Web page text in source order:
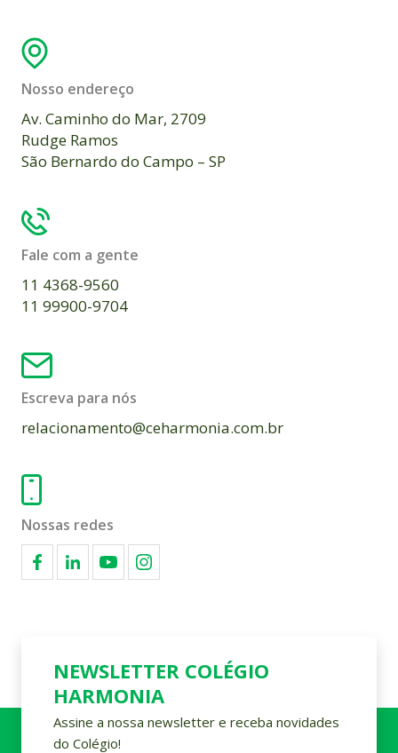
Nosso endereço
Av. Caminho do Mar, 2709
Rudge Ramos
São Bernardo do Campo – SP
Fale com a gente
11 4368-9560
11 99900-9704
Escreva para nós
relacionamento@ceharmonia.com.br
Nossas redes
NEWSLETTER COLÉGIO
HARMONIA
Assine a nossa newsletter e receba novidades
do Colégio!